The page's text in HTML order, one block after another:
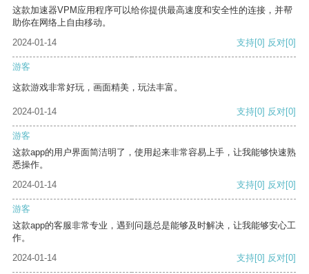
这款加速器VPM应用程序可以给你提供最高速度和安全性的连接，并帮
助你在网络上自由移动。
2024-01-14
支持[0] 反对[0]
游客
这款游戏非常好玩，画面精美，玩法丰富。
2024-01-14 支持[0] 反对[0]
游客
这款app的用户界面简洁明了，使用起来非常容易上手，让我能够快速熟
悉操作。
2024-01-14
支持[0] 反对[0]
游客
这款app的客服非常专业，遇到问题总是能够及时解决，让我能够安心工
作。
2024-01-14
支持[0] 反对[0]